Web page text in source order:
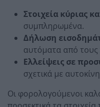
Στοιχεία κύριας
συμπληρωμένα.
Δήλωση
αυτόματα από τους
Ελλείψεις σε
σχετικά με
Οι φορολογούμενοι